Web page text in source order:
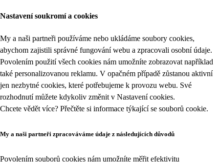
Nastavení soukromí a cookies
My a naši partneři používáme nebo ukládáme soubory cookies,
abychom zajistili správné fungování webu a zpracovali osobní údaje.
Povolením použití všech cookies nám umožníte zobrazovat například
také personalizovanou reklamu. V opačném případě zůstanou aktivní
jen nezbytné cookies, které potřebujeme k provozu webu. Své
rozhodnutí můžete kdykoliv změnit v Nastavení cookies.
Chcete vědět více? Přečtěte si informace týkající se souborů cookie.
My a naši partneři zpracováváme údaje z následujících důvodů
Povolením souborů cookies nám umožníte měřit efektivitu